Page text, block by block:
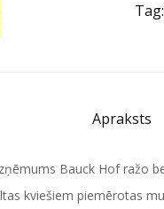
Tag:
Apraksts
Bauck Hof ražo
kviešiem piemērotas